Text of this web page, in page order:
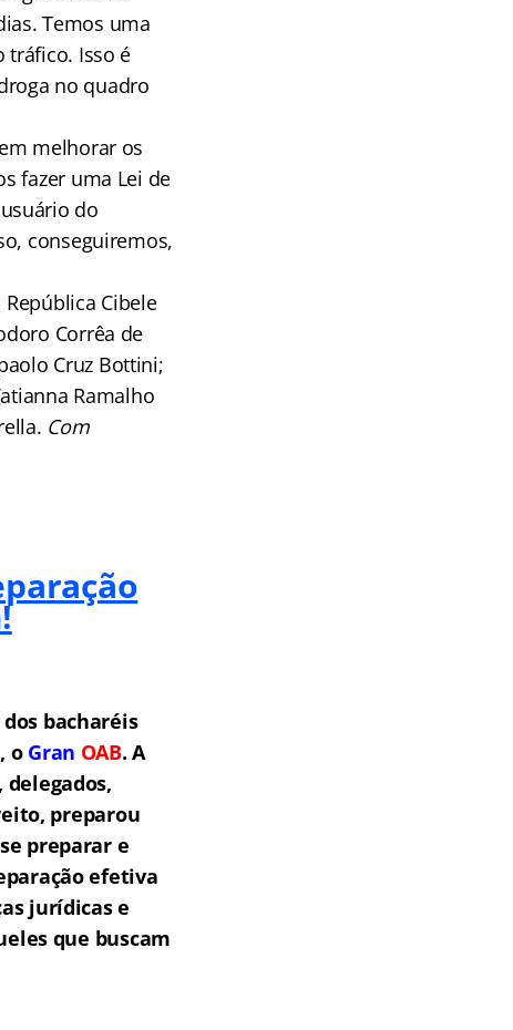
Temos uma
tráfico. Isso é
no quadro
melhorar os
fazer uma Lei de
do
conseguiremos,
Cibele
Corrêa de
Cruz Bottini;
Ramalho
Com
bacharéis
o Gran OAB. A
preparou
preparar e
efetiva
jurídicas e
que buscam